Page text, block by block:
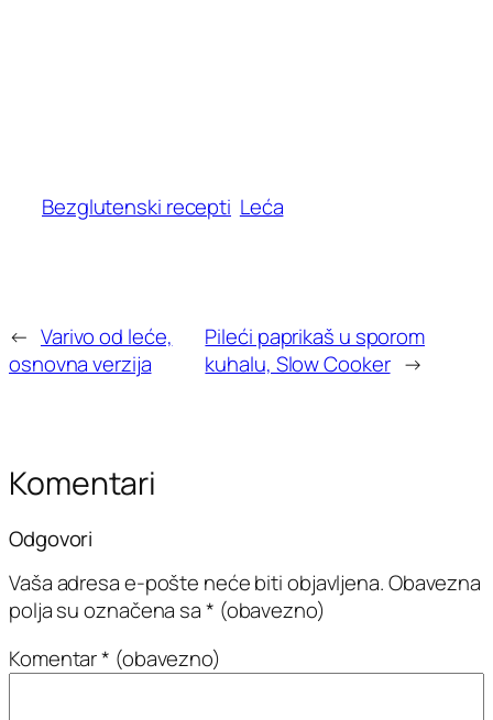
Bezglutenski recepti Leća
← Varivo od leće,
osnovna verzija
Pileći paprikaš u sporom
kuhalu, Slow Cooker →
Komentari
Odgovori
Vaša adresa e-pošte neće biti objavljena.Obavezna
polja su označena sa* (obavezno)
Komentar* (obavezno)